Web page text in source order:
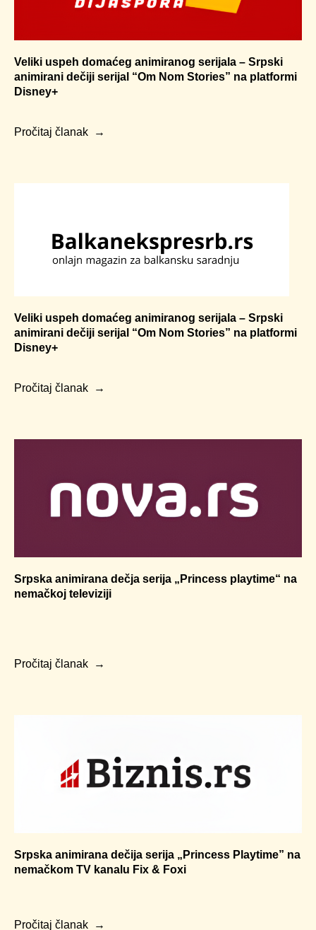
Veliki uspeh domaćeg animiranog serijala – Srpski
animirani dečiji serijal “Om Nom Stories” na platformi
Disney+
Pročitaj članak
Veliki uspeh domaćeg animiranog serijala – Srpski
animirani dečiji serijal “Om Nom Stories” na platformi
Disney+
Pročitaj članak
Srpska animirana dečja serija „Princess playtime“ na
nemačkoj televiziji
Pročitaj članak
Srpska animirana dečija serija „Princess Playtime” na
nemačkom TV kanalu Fix & Foxi
Pročitaj članak